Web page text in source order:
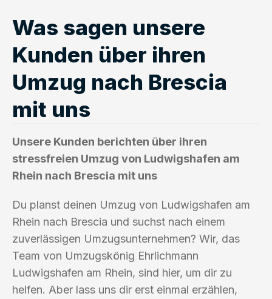
Was sagen unsere
Kunden über ihren
Umzug nach Brescia
mit uns
Unsere Kunden berichten über ihren
stressfreien Umzug von Ludwigshafen am
Rhein nach Brescia mit uns
Du planst deinen Umzug von Ludwigshafen am
Rhein nach Brescia und suchst nach einem
zuverlässigen Umzugsunternehmen? Wir, das
Team von Umzugskönig Ehrlichmann
Ludwigshafen am Rhein, sind hier, um dir zu
helfen. Aber lass uns dir erst einmal erzählen,